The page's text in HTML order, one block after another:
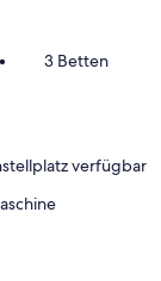
• 3 Betten
verfügbar